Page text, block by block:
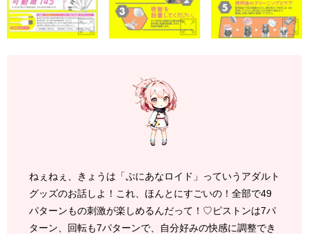
ねぇねぇ、きょうは「ぷにあなロイド」っていうアダルト
グッズのお話しよ！これ、ほんとにすごいの！全部で49
パターンもの刺激が楽しめるんだって！♡ピストンは7パ
ターン、回転も7パターンで、自分好みの快感に調整でき